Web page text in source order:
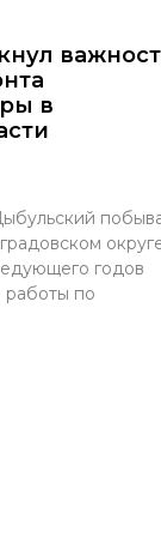
в
годов
работы по